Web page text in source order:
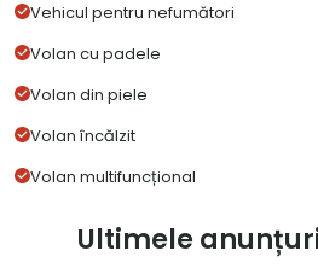
Vehicul pentru nefumători
Volan cu padele
Volan din piele
Volan încălzit
Volan multifuncțional
Ultimele